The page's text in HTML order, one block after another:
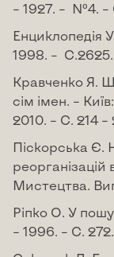
– 1927. – №4. –
Енциклопедія
1998. – С.2625.
Кравченко Я.
сім імен. –
2010. – С. 214 –
Піскорська Є.
реорганізацій
Мистецтва.
Ріпко О. У
– 1996. – С. 272.